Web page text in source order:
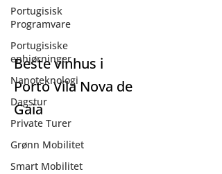
Portugisisk
Programvare
Portugisiske
enhjørninger
Nanoteknologi
Dagstur
Private Turer
Grønn Mobilitet
Smart Mobilitet
Beste vinhus i
Porto
Beste vinhus i
Porto Vila Nova de
Gaia